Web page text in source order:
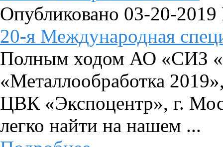
Опубликовано 03-20-2019
20-я Международная
Полным ходом АО «СИЗ
«Металлообработка
ЦВК «Экспоцентр», г.
легко найти на нашем ...